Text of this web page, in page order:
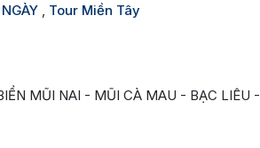
, Tour Miền Tây
MŨI NAI - MŨI CÀ MAU - BẠC LIÊU -